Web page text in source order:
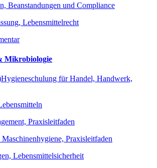
Beanstandungen und Compliance
Lebensmittelrecht
Mikrobiologie
für Handel, Handwerk,
Praxisleitfaden
Praxisleitfaden
Lebensmittelsicherheit